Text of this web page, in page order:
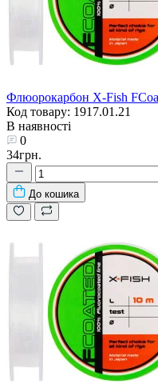
Флюорокарбон X-Fish
Код товару: 1917.01.21
В наявності
0
34грн.
До кошика